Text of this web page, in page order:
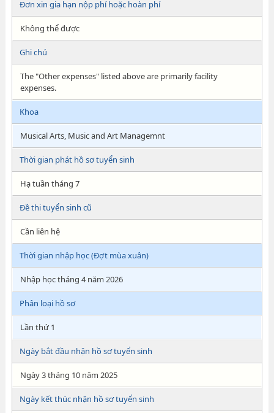
Đơn xin gia hạn nộp phí hoặc hoàn phí
Không thể được
Ghi chú
The "Other expenses" listed above are primarily facility
expenses.
Khoa
Musical Arts, Music and Art Managemnt
Thời gian phát hồ sơ tuyển sinh
Hạ tuần tháng 7
Đề thi tuyển sinh cũ
Cần liên hệ
Thời gian nhập học (Đợt mùa xuân)
Nhập học tháng 4 năm 2026
Phân loại hồ sơ
Lần thứ 1
Ngày bắt đầu nhận hồ sơ tuyển sinh
Ngày 3 tháng 10 năm 2025
Ngày kết thúc nhận hồ sơ tuyển sinh